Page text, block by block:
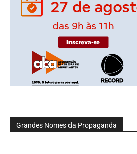
Grandes Nomes da Propaganda